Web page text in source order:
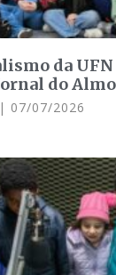
da
do
07/07/2026